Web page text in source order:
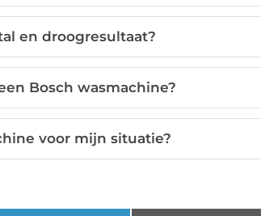
en droogresultaat?
Bosch wasmachine?
voor mijn situatie?